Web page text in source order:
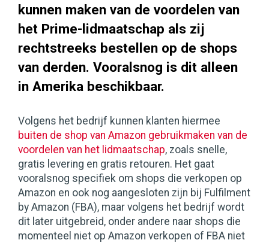
kunnen maken van de voordelen van
het Prime-lidmaatschap als zij
rechtstreeks bestellen op de shops
van derden. Vooralsnog is dit alleen
in Amerika beschikbaar.
Volgens het bedrijf kunnen klanten hiermee
buiten de shop van Amazon gebruikmaken van de
voordelen van het lidmaatschap, zoals snelle,
gratis levering en gratis retouren. Het gaat
vooralsnog specifiek om shops die verkopen op
Amazon en ook nog aangesloten zijn bij Fulfilment
by Amazon (FBA), maar volgens het bedrijf wordt
dit later uitgebreid, onder andere naar shops die
momenteel niet op Amazon verkopen of FBA niet